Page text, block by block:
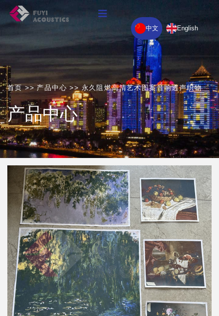
中文 English
首页>>产品中心 >> 永久阻燃高清艺术图案音响透声织物
产品中心